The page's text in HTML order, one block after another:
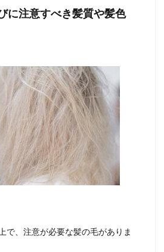
に注意すべき髪質や髪色
で、注意が必要な髪の毛がありま